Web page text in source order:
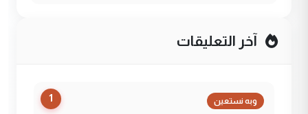
آخر التعليقات
1 وبه نستعين